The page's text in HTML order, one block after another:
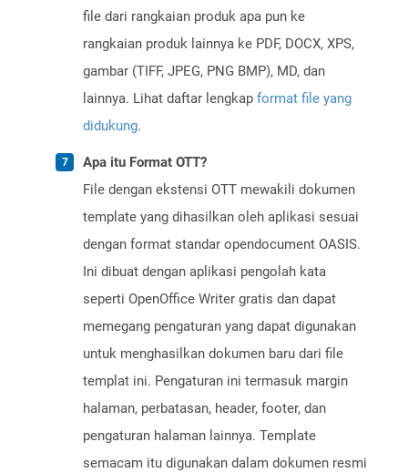
file dari rangkaian produk apa pun ke
rangkaian produk lainnya ke PDF, DOCX, XPS,
gambar (TIFF, JPEG, PNG BMP), MD, dan
lainnya. Lihat daftar lengkap format file yang
didukung.
Apa itu Format OTT?
File dengan ekstensi OTT mewakili dokumen
template yang dihasilkan oleh aplikasi sesuai
dengan format standar opendocument OASIS.
Ini dibuat dengan aplikasi pengolah kata
seperti OpenOffice Writer gratis dan dapat
memegang pengaturan yang dapat digunakan
untuk menghasilkan dokumen baru dari file
templat ini. Pengaturan ini termasuk margin
halaman, perbatasan, header, footer, dan
pengaturan halaman lainnya. Template
semacam itu digunakan dalam dokumen resmi